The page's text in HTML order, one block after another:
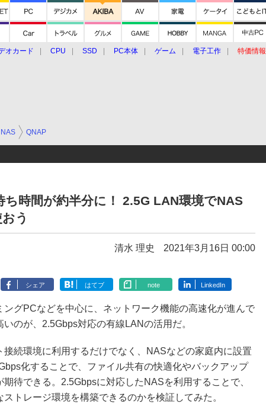
オカード CPU SSD PC本体 ゲーム 電子工作 特価情報
NAS QNAP
ち時間が約半分に！ 2.5G LAN環境でNAS
う
清水 理史 2021年3月16日 00:00
シェア はてブ note LinkedIn
グPCなどを中心に、ネットワーク機能の高速化が進んで
のが、2.5Gbps対応の有線LANの活用だ。
続環境に利用するだけでなく、NASなどの家庭内に設置
化することで、ファイル共有の快適化やバックアップ
待できる。2.5Gbpsに対応したNASを利用することで、
トレージ環境を構築できるのかを検証してみた。